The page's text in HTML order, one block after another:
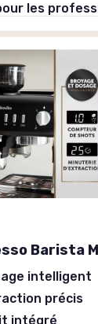
les
Barista
intelligent
précis
intégré